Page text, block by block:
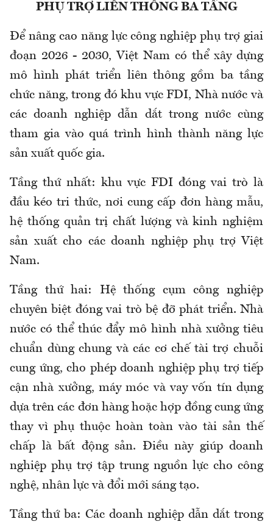
PHỤ TRỢ LIÊN THÔNG BA TẦNG
Để nâng cao năng lực công nghiệp phụ trợ giai
đoạn 2026 - 2030, Việt Nam có thể xây dựng
mô hình phát triển liên thông gồm ba tầng
chức năng, trong đó khu vực FDI, Nhà nước và
các doanh nghiệp dẫn dắt trong nước cùng
tham gia vào quá trình hình thành năng lực
sản xuất quốc gia.
Tầng thứ nhất: khu vực FDI đóng vai trò là
đầu kéo tri thức, nơi cung cấp đơn hàng mẫu,
hệ thống quản trị chất lượng và kinh nghiệm
sản xuất cho các doanh nghiệp phụ trợ Việt
Nam.
Tầng thứ hai: Hệ thống cụm công nghiệp
chuyên biệt đóng vai trò bệ đỡ phát triển. Nhà
nước có thể thúc đẩy mô hình nhà xưởng tiêu
chuẩn dùng chung và các cơ chế tài trợ chuỗi
cung ứng, cho phép doanh nghiệp phụ trợ tiếp
cận nhà xưởng, máy móc và vay vốn tín dụng
dựa trên các đơn hàng hoặc hợp đồng cung ứng
thay vì phụ thuộc hoàn toàn vào tài sản thế
chấp là bất động sản. Điều này giúp doanh
nghiệp phụ trợ tập trung nguồn lực cho công
nghệ, nhân lực và đổi mới sáng tạo.
Tầng thứ ba: Các doanh nghiệp dẫn dắt trong